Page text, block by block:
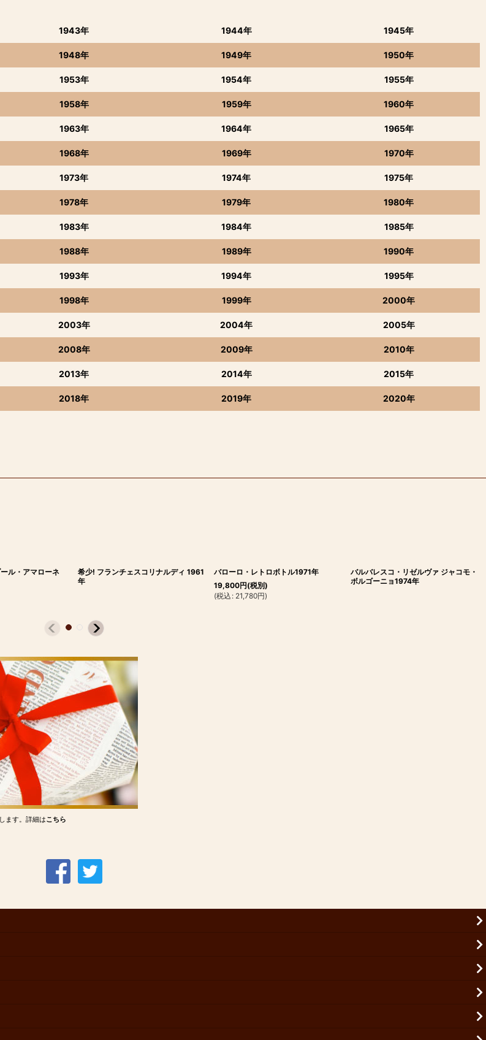
1943年 1944年 1945年
1948年 1949年 1950年
1953年 1954年 1955年
1958年 1959年 1960年
1963年 1964年 1965年
1968年 1969年 1970年
1973年 1974年 1975年
1978年 1979年 1980年
1983年 1984年 1985年
1988年 1989年 1990年
1993年 1994年 1995年
1998年 1999年 2000年
2003年 2004年 2005年
2008年 2009年 2010年
2013年 2014年 2015年
2018年 2019年 2020年
ル・アマローネ
希少! フランチェスコリナルディ 1961
年
バローロ・レトロボトル1971年
19,800円(税別)
(税込 : 21,780円)
バルバレスコ・リゼルヴァ ジャコモ・
ボルゴーニョ1974年
ます。詳細はこちら